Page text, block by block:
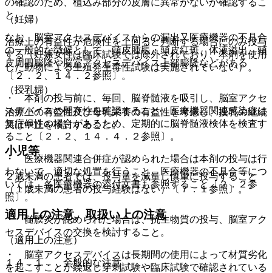
（妊婦）
治療上の有益性が危険性を上回ると判断する場合にのみ投与
する（妊娠女性は臨床試験では除外されており、本剤を使用
した動物による生殖発生毒性試験は実施されていない）。
（授乳婦）
治療上の有益性及び母乳栄養の有益性を考慮し、授乳の継続
又は中止を検討すること。
小児等
２歳未満の患者では、投与量を減量し慎重に投与すること
（１歳未満の患者の投与経験はない）〔７．１参照〕。
適用上の注意、取扱い上の注意
（適用上の注意）
１４．１． 全般的な注意
と。
なお、脳室アクセスデバイスからの漏出又医療機器の不具合
の一般的な徴候として、頭皮腫脹・頭皮紅斑、体液溢出、頭
皮周囲膨隆や脳室アクセスデバイス上部膨隆などがある
〔２．２、１４．２参照〕。
・ 本剤の投与前に、毎回、脳脊髄液を吸引し、脳室アクセ
スデバイスの開存性を確認すること。医療機器関連感染症は
無症候性の場合があるため、定期的に脳脊髄液検体を検査す
ること〔２．２、１４．４．２参照〕。
・ 医療機器関連合併症が認められた場合は本剤の投与は行
わないで、適切な処置を行うこと。医療機器の不具合等につ
いては、各医療機器の添付文書も参照すること〔２．２参
照〕。
・ 髄膜炎が認められた場合は、抗生物質の投与、脳室アク
セスデバイスの交換を検討すること。
・ 脳室アクセスデバイスは長期間の使用によって材質劣化
を起こすことが繰返し穿刺試験や臨床試験で確認されている